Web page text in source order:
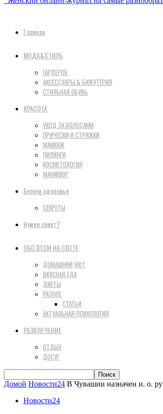
Главная
МОДА&СТИЛЬ
ГАРДЕРОБ
АКСЕССУАРЫ & БИЖУТЕРИЯ
СТИЛЬНАЯ ОБУВЬ
КРАСОТА
УХОД ЗА ВОЛОСАМИ
ПРИЧЕСКИ И СТРИЖКИ
МАКИЯЖ
ПИЛИНГИ
КОСМЕТОЛОГИЯ
МАНИКЮР
Береги здоровье
СЕКРЕТЫ
Нужен совет?
ОБО ВСЕМ НА СВЕТЕ
ДОМАШНИЙ УЮТ
ВКУСНАЯ ЕДА
ДИЕТЫ
РАЗНОЕ
СТАТЬИ
АКТУАЛЬНАЯ ПСИХОЛОГИЯ
РАЗВЛЕЧЕНИЕ
ОТДЫХ
ДОСУГ
Домой Новости24 В Чувашии назначен и. о.
Новости24